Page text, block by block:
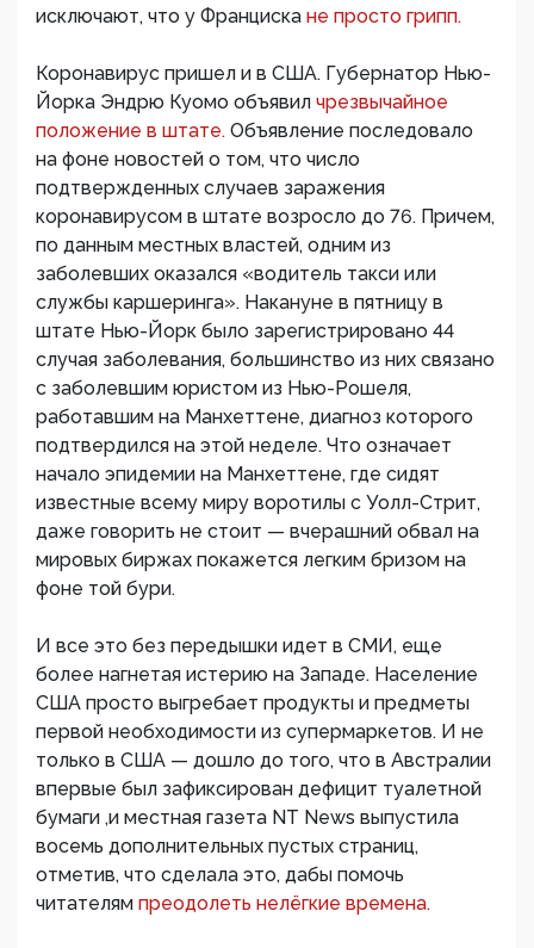
исключают, что у Франциска не просто грипп.
Коронавирус пришел и в США. Губернатор Нью-
Йорка Эндрю Куомо объявил чрезвычайное
положение в штате. Объявление последовало
на фоне новостей о том, что число
подтвержденных случаев заражения
коронавирусом в штате возросло до 76. Причем,
по данным местных властей, одним из
заболевших оказался «водитель такси или
службы каршеринга». Накануне в пятницу в
штате Нью-Йорк было зарегистрировано 44
случая заболевания, большинство из них связано
с заболевшим юристом из Нью-Рошеля,
работавшим на Манхеттене, диагноз которого
подтвердился на этой неделе. Что означает
начало эпидемии на Манхеттене, где сидят
известные всему миру воротилы с Уолл-Стрит,
даже говорить не стоит — вчерашний обвал на
мировых биржах покажется легким бризом на
фоне той бури.
И все это без передышки идет в СМИ, еще
более нагнетая истерию на Западе. Население
США просто выгребает продукты и предметы
первой необходимости из супермаркетов. И не
только в США — дошло до того, что в Австралии
впервые был зафиксирован дефицит туалетной
бумаги ,и местная газета NT News выпустила
восемь дополнительных пустых страниц,
отметив, что сделала это, дабы помочь
читателям преодолеть нелёгкие времена.